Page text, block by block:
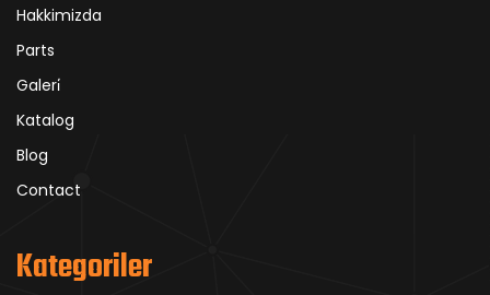
Hakkimizda
Parts
Galeri̇
Katalog
Blog
Contact
Kategoriler